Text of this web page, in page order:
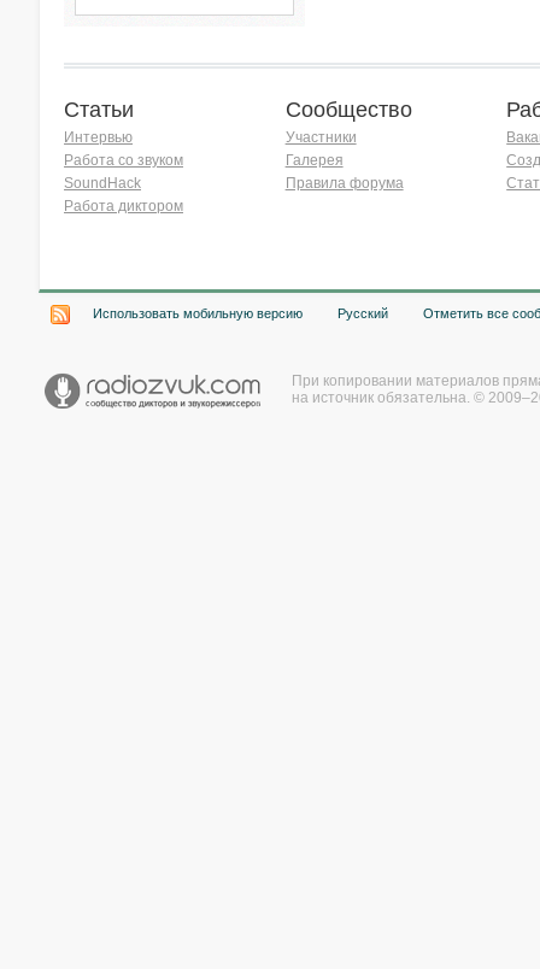
Статьи
Интервью
Работа со звуком
SoundHack
Работа диктором
Сообщество
Участники
Галерея
Правила форума
Использовать мобильную версию Русский Отметить все
При копировании материалов
на источник обязательна. ©